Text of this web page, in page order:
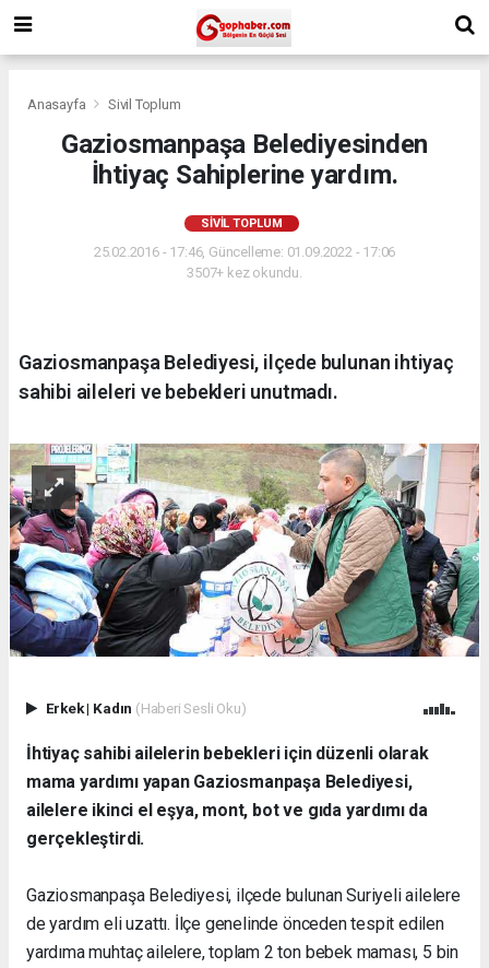
Anasayfa Sivil Toplum
Gaziosmanpaşa Belediyesinden
İhtiyaç Sahiplerine yardım.
SIVIL TOPLUM
25.02.2016 - 17:46, Güncelleme: 01.09.2022 - 17:06
3507+ kez okundu.
Gaziosmanpaşa Belediyesi, ilçede bulunan ihtiyaç
sahibi aileleri ve bebekleri unutmadı.
Erkek| Kadın (Haberi Sesli Oku)
İhtiyaç sahibi ailelerin bebekleri için düzenli olarak
mama yardımı yapan Gaziosmanpaşa Belediyesi,
ailelere ikinci el eşya, mont, bot ve gıda yardımı da
gerçekleştirdi.
Gaziosmanpaşa Belediyesi, ilçede bulunan Suriyeli ailelere
de yardım eli uzattı. İlçe genelinde önceden tespit edilen
yardıma muhtaç ailelere, toplam 2 ton bebek maması, 5 bin